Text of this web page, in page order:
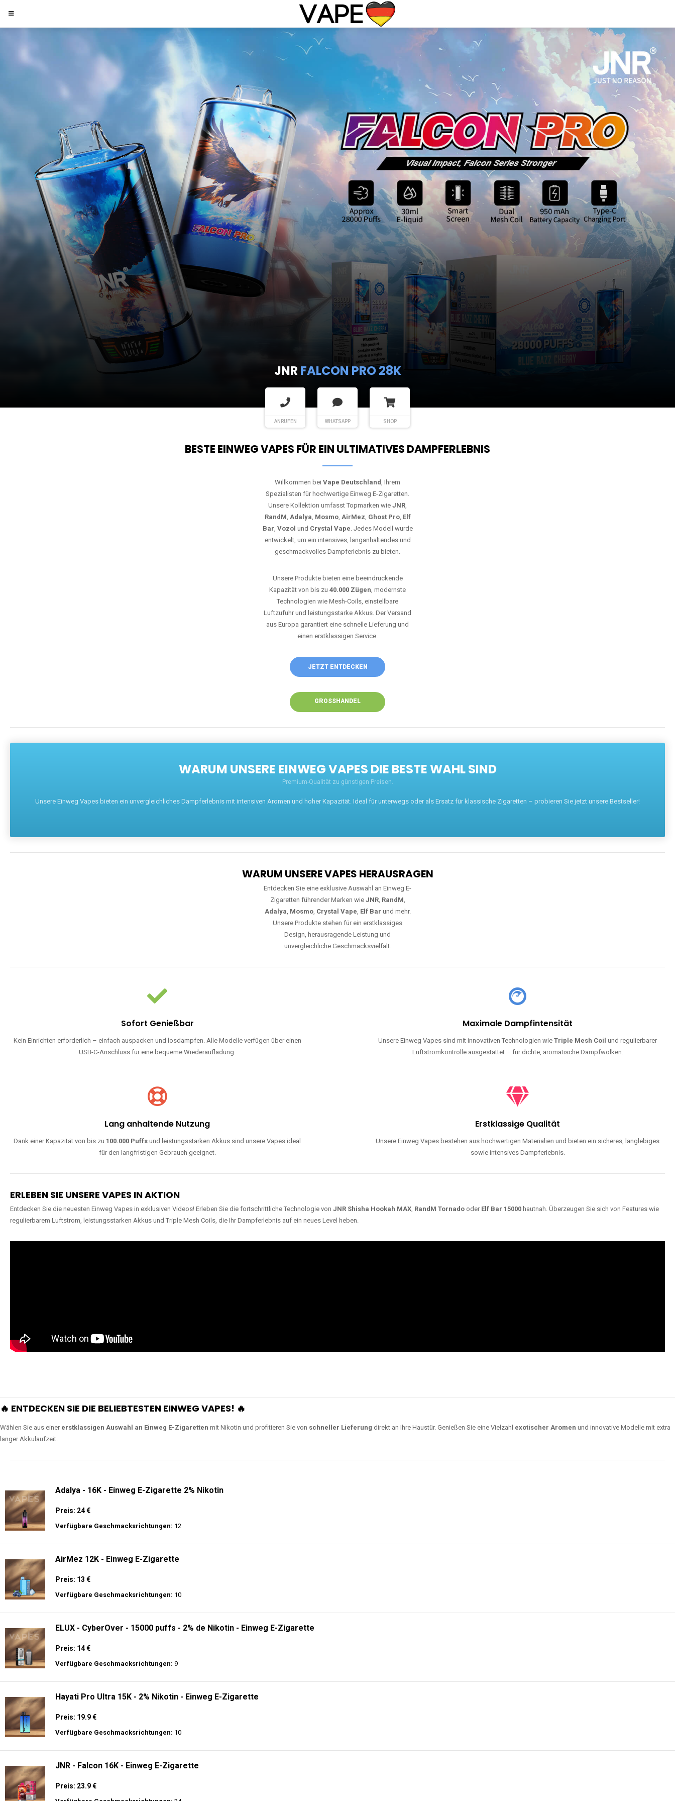
JNR FALCON PRO 28K
ANRUFEN WHATSAPP SHOP
BESTE EINWEG VAPES FÜR EIN ULTIMATIVES DAMPFERLEBNIS
Willkommen bei Vape Deutschland, Ihrem
Spezialisten für hochwertige Einweg E-Zigaretten.
Unsere Kollektion umfasst Topmarken wie JNR,
RandM, Adalya, Mosmo, AirMez, Ghost Pro, Elf
Bar, Vozol und Crystal Vape. Jedes Modell wurde
entwickelt, um ein intensives, langanhaltendes und
geschmackvolles Dampferlebnis zu bieten.
Unsere Produkte bieten eine beeindruckende
Kapazität von bis zu 40.000 Zügen, modernste
Technologien wie Mesh-Coils, einstellbare
Luftzufuhr und leistungsstarke Akkus. Der Versand
aus Europa garantiert eine schnelle Lieferung und
einen erstklassigen Service.
JETZT ENTDECKEN
GROSSHANDEL
WARUM UNSERE EINWEG VAPES DIE BESTE WAHL SIND
Premium-Qualität zu günstigen Preisen.
Unsere Einweg Vapes bieten ein unvergleichliches Dampferlebnis mit intensiven Aromen und hoher Kapazität. Ideal für unterwegs oder als Ersatz für klassische Zigaretten – probieren Sie jetzt unsere Bestseller!
WARUM UNSERE VAPES HERAUSRAGEN
Entdecken Sie eine exklusive Auswahl an Einweg E-
Zigaretten führender Marken wie JNR, RandM,
Adalya, Mosmo, Crystal Vape, Elf Bar und mehr.
Unsere Produkte stehen für ein erstklassiges
Design, herausragende Leistung und
unvergleichliche Geschmacksvielfalt.
Sofort Genießbar
Kein Einrichten erforderlich – einfach auspacken und losdampfen. Alle Modelle verfügen über einen
USB-C-Anschluss für eine bequeme Wiederaufladung.
Maximale Dampfintensität
Unsere Einweg Vapes sind mit innovativen Technologien wieTriple Mesh Coil und regulierbarer
Luftstromkontrolle ausgestattet – für dichte, aromatische Dampfwolken.
Lang anhaltende Nutzung
Dank einer Kapazität von bis zu 100.000 Puffs und leistungsstarken Akkus sind unsere Vapes ideal
für den langfristigen Gebrauch geeignet.
Erstklassige Qualität
Unsere Einweg Vapes bestehen aus hochwertigen Materialien und bieten ein sicheres, langlebiges
sowie intensives Dampferlebnis.
ERLEBEN SIE UNSERE VAPES IN AKTION
Entdecken Sie die neuesten Einweg Vapes in exklusiven Videos! Erleben Sie die fortschrittliche Technologie von JNR Shisha Hookah MAX, RandM Tornado oder Elf Bar 15000 hautnah. Überzeugen Sie sich von Features wie
regulierbarem Luftstrom, leistungsstarken Akkus und Triple Mesh Coils, die Ihr Dampferlebnis auf ein neues Level heben.
🔥 ENTDECKEN SIE DIE BELIEBTESTEN EINWEG VAPES! 🔥
Wählen Sie aus einer erstklassigen Auswahl an Einweg E-Zigaretten mit Nikotin und profitieren Sie von schneller Lieferung direkt an Ihre Haustür. Genießen Sie eine Vielzahl exotischer Aromen und innovative Modelle mit extra
langer Akkulaufzeit.
Adalya - 16K - Einweg E-Zigarette 2% Nikotin
Preis: 24 €
Verfügbare Geschmacksrichtungen: 12
AirMez 12K - Einweg E-Zigarette
Preis: 13 €
Verfügbare Geschmacksrichtungen: 10
ELUX - CyberOver - 15000 puffs - 2% de Nikotin - Einweg E-Zigarette
Preis: 14 €
Verfügbare Geschmacksrichtungen: 9
Hayati Pro Ultra 15K - 2% Nikotin - Einweg E-Zigarette
Preis: 19.9 €
Verfügbare Geschmacksrichtungen: 10
JNR - Falcon 16K - Einweg E-Zigarette
Preis: 23.9 €